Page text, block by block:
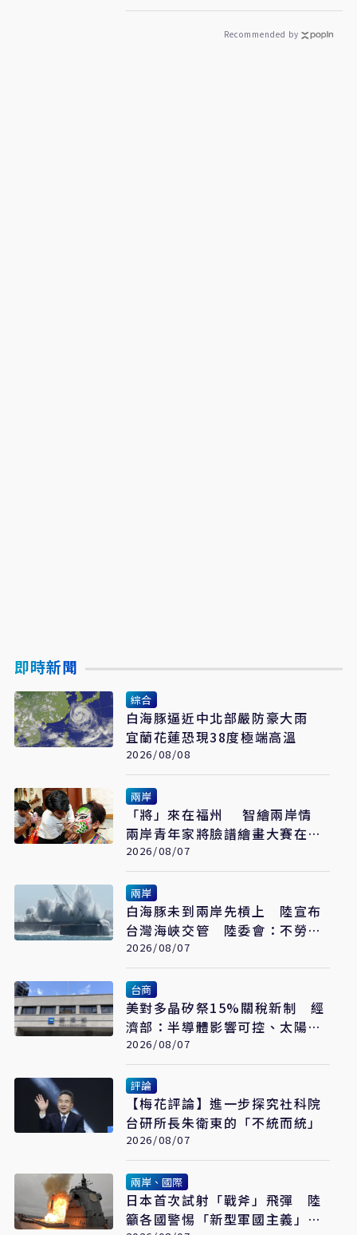
Recommended by
即時新聞
綜合
白海豚逼近中北部嚴防豪大雨
宜蘭花蓮恐現38度極端高溫
2026/08/08
兩岸
「將」來在福州 智繪兩岸情
兩岸青年家將臉譜繪畫大賽在福
州開幕
2026/08/07
兩岸
白海豚未到兩岸先槓上 陸宣布
台灣海峽交管 陸委會：不勞費
心
2026/08/07
台商
美對多晶矽祭15%關稅新制 經
濟部：半導體影響可控、太陽能
產業衝擊有限
2026/08/07
評論
【梅花評論】進一步探究社科院
台研所長朱衛東的「不統而統」
2026/08/07
兩岸、國際
日本首次試射「戰斧」飛彈 陸
籲各國警惕「新型軍國主義」發